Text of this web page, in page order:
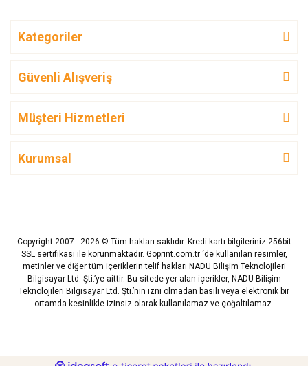
Kategoriler
Güvenli Alışveriş
Müşteri Hizmetleri
Kurumsal
Copyright 2007 - 2026 © Tüm hakları saklıdır. Kredi kartı bilgileriniz 256bit
SSL sertifikası ile korunmaktadır. Goprint.com.tr ‘de kullanılan resimler,
metinler ve diğer tüm içeriklerin telif hakları NADU Bilişim Teknolojileri
Bilgisayar Ltd. Şti.’ye aittir. Bu sitede yer alan içerikler, NADU Bilişim
Teknolojileri Bilgisayar Ltd. Şti.’nin izni olmadan basılı veya elektronik bir
ortamda kesinlikle izinsiz olarak kullanılamaz ve çoğaltılamaz.